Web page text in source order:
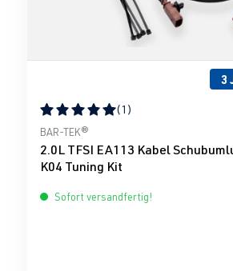
3
Durchschnittliche Bewertung von 5
(1)
BAR-TEK®
2.0L TFSI EA113 Kabel
K04 Tuning Kit
Sofort versandfertig!